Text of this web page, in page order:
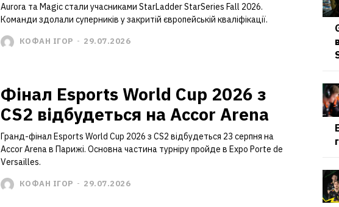
Aurora та Magic стали учасниками StarLadder StarSeries Fall 2026.
Команди здолали суперників у закритій європейській кваліфікації.
КОФАН ІГОР - 29.07.2026
Фінал Esports World Cup 2026 з
CS2 відбудеться на Accor Arena
Гранд-фінал Esports World Cup 2026 з CS2 відбудеться 23 серпня на
Accor Arena в Парижі. Основна частина турніру пройде в Expo Porte de
Versailles.
КОФАН ІГОР - 29.07.2026